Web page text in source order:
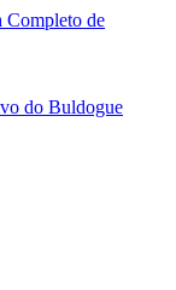
Completo de
do Buldogue